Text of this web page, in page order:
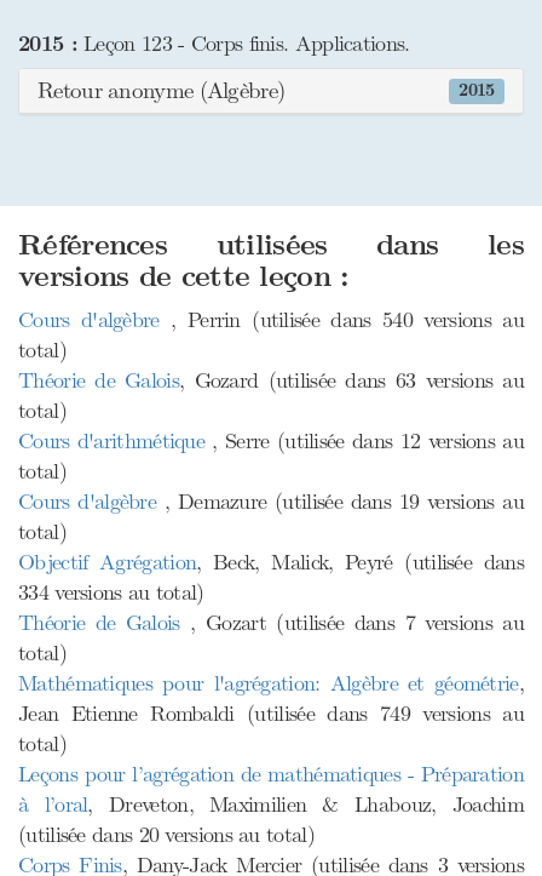
2015 :Leçon 123 - Corps finis. Applications.
2015
Retour anonyme (Algèbre)
Références utilisées dans les
versions de cette leçon :
Cours d'algèbre , Perrin (utilisée dans 540 versions au
total)
Théorie de Galois, Gozard (utilisée dans 63 versions au
total)
Cours d'arithmétique , Serre (utilisée dans 12 versions au
total)
Cours d'algèbre , Demazure (utilisée dans 19 versions au
total)
Objectif Agrégation, Beck, Malick, Peyré (utilisée dans
334 versions au total)
Théorie de Galois , Gozart (utilisée dans 7 versions au
total)
Mathématiques pour l'agrégation: Algèbre et géométrie,
Jean Etienne Rombaldi (utilisée dans 749 versions au
total)
Leçons pour l’agrégation de mathématiques - Préparation
à l’oral, Dreveton, Maximilien & Lhabouz, Joachim
(utilisée dans 20 versions au total)
Corps Finis, Dany-Jack Mercier (utilisée dans 3 versions